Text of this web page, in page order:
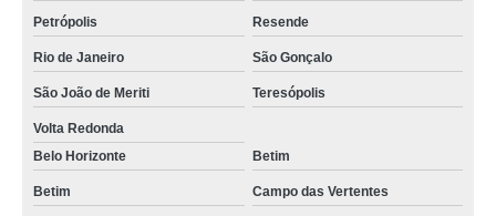
Petrópolis Resende
Rio de Janeiro São Gonçalo
São João de Meriti Teresópolis
Volta Redonda
Belo Horizonte
Betim
Betim Campo das Vertentes